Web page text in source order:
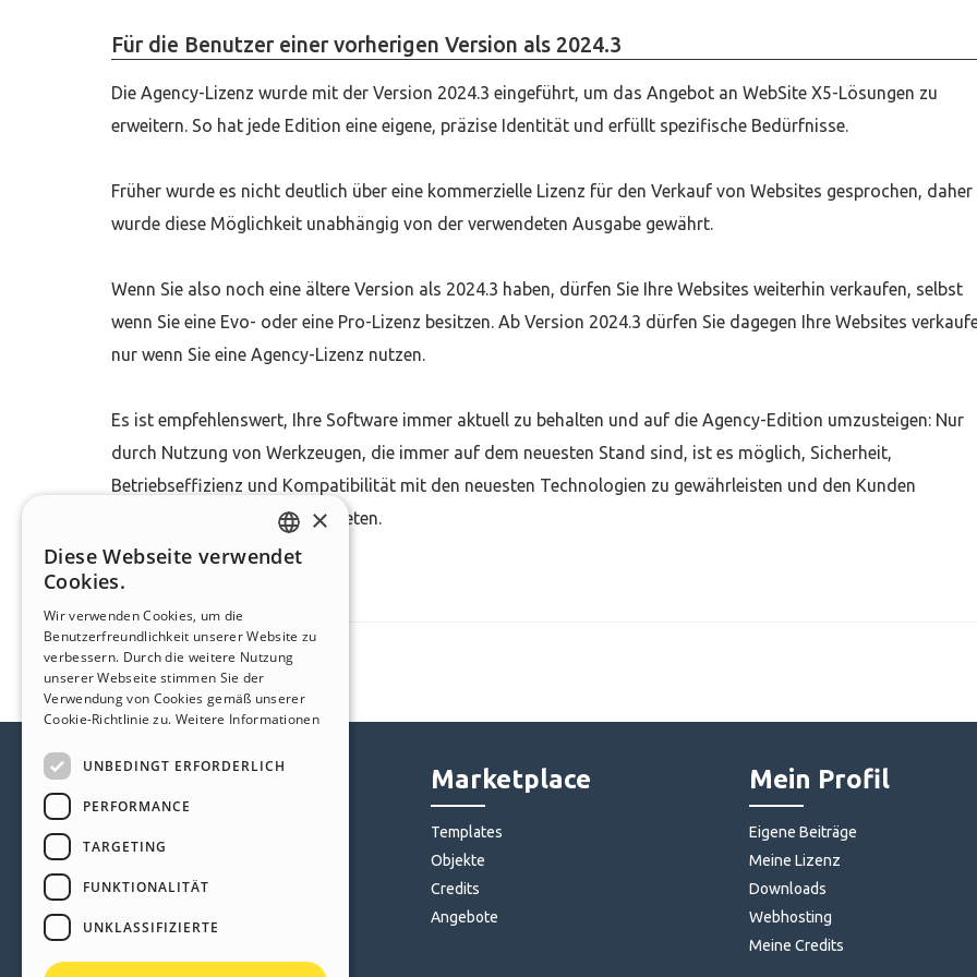
Für die Benutzer einer vorherigen Version als 2024.3
Die Agency-Lizenz wurde mit der Version 2024.3 eingeführt, um das Angebot an WebSite X5-Lösungen zu
erweitern. So hat jede Edition eine eigene, präzise Identität und erfüllt spezifische Bedürfnisse.
Früher wurde es nicht deutlich über eine kommerzielle Lizenz für den Verkauf von Websites gesprochen, daher
wurde diese Möglichkeit unabhängig von der verwendeten Ausgabe gewährt.
Wenn Sie also noch eine ältere Version als 2024.3 haben, dürfen Sie Ihre Websites weiterhin verkaufen, selbst
wenn Sie eine Evo- oder eine Pro-Lizenz besitzen. Ab Version 2024.3 dürfen Sie dagegen Ihre Websites
nur wenn Sie eine Agency-Lizenz nutzen.
Es ist empfehlenswert, Ihre Software immer aktuell zu behalten und auf die Agency-Edition umzusteigen: Nur
durch Nutzung von Werkzeugen, die immer auf dem neuesten Stand sind, ist es möglich, Sicherheit,
Betriebseffizienz und Kompatibilität mit den neuesten Technologien zu gewährleisten und den Kunden
modernsten Lösungen anzubieten.
Help Center Marketplace
Templates
Objekte
Credits
Angebote
Mein Profil
Eigene Beiträge
Meine Lizenz
Downloads
Webhosting
Meine Credits
ENGLISH
GERMAN
SPANISH
PORTUGUESE
×
Diese Webseite verwendet
Cookies.
Wir verwenden Cookies, um die
Benutzerfreundlichkeit unserer Website zu
verbessern. Durch die weitere Nutzung
unserer Webseite stimmen Sie der
Verwendung von Cookies gemäß unserer
Cookie-Richtlinie zu. Weitere Informationen
UNBEDINGT ERFORDERLICH
PERFORMANCE
TARGETING
FUNKTIONALITÄT
UNKLASSIFIZIERTE